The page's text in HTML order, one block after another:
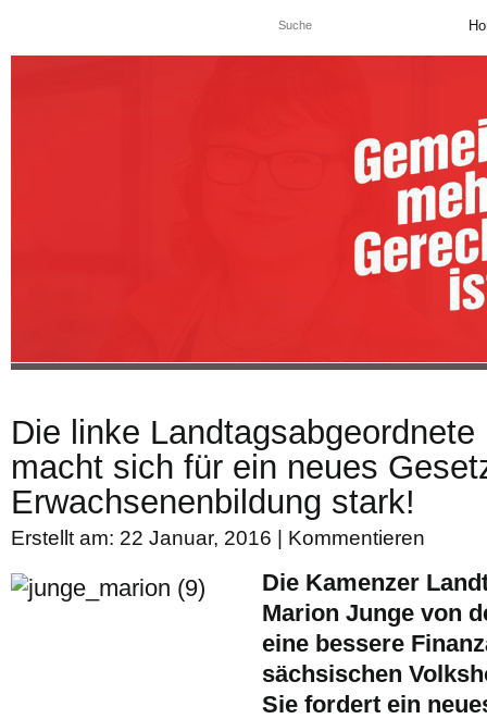
Die linke
macht sich für ein neues
Erwachsenenbildung stark!
Erstellt am: 22 Januar, 2016 | Kommentieren
Die Kamenzer
Marion Junge von
eine bessere
sächsischen
Sie fordert ein